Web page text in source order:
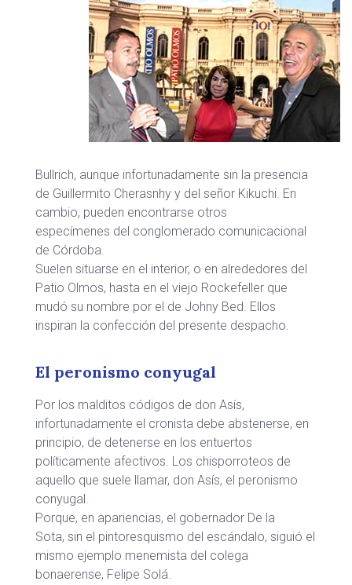
Bullrich, aunque infortunadamente sin la presencia
de Guillermito Cherasnhy y del señor Kikuchi. En
cambio, pueden encontrarse otros
especímenes del conglomerado comunicacional
de Córdoba.
Suelen situarse en el interior, o en alrededores del
Patio Olmos, hasta en el viejo Rockefeller que
mudó su nombre por el de Johny Bed. Ellos
inspiran la confección del presente despacho.
El peronismo conyugal
Por los malditos códigos de don Asís,
infortunadamente el cronista debe abstenerse, en
principio, de detenerse en los entuertos
políticamente afectivos. Los chisporroteos de
aquello que suele llamar, don Asís, el peronismo
conyugal.
Porque, en apariencias, el gobernador De la
Sota, sin el pintoresquismo del escándalo, siguió el
mismo ejemplo menemista del colega
bonaerense, Felipe Solá.